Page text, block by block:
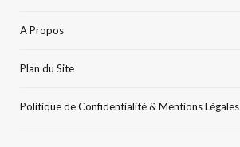
A Propos
Plan du Site
Politique de Confidentialité & Mentions Légales